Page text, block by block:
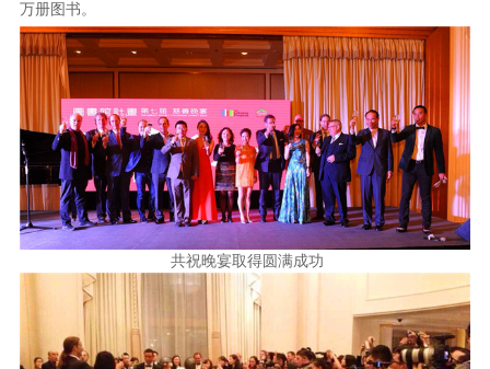
万册图书。
共祝晚宴取得圆满成功